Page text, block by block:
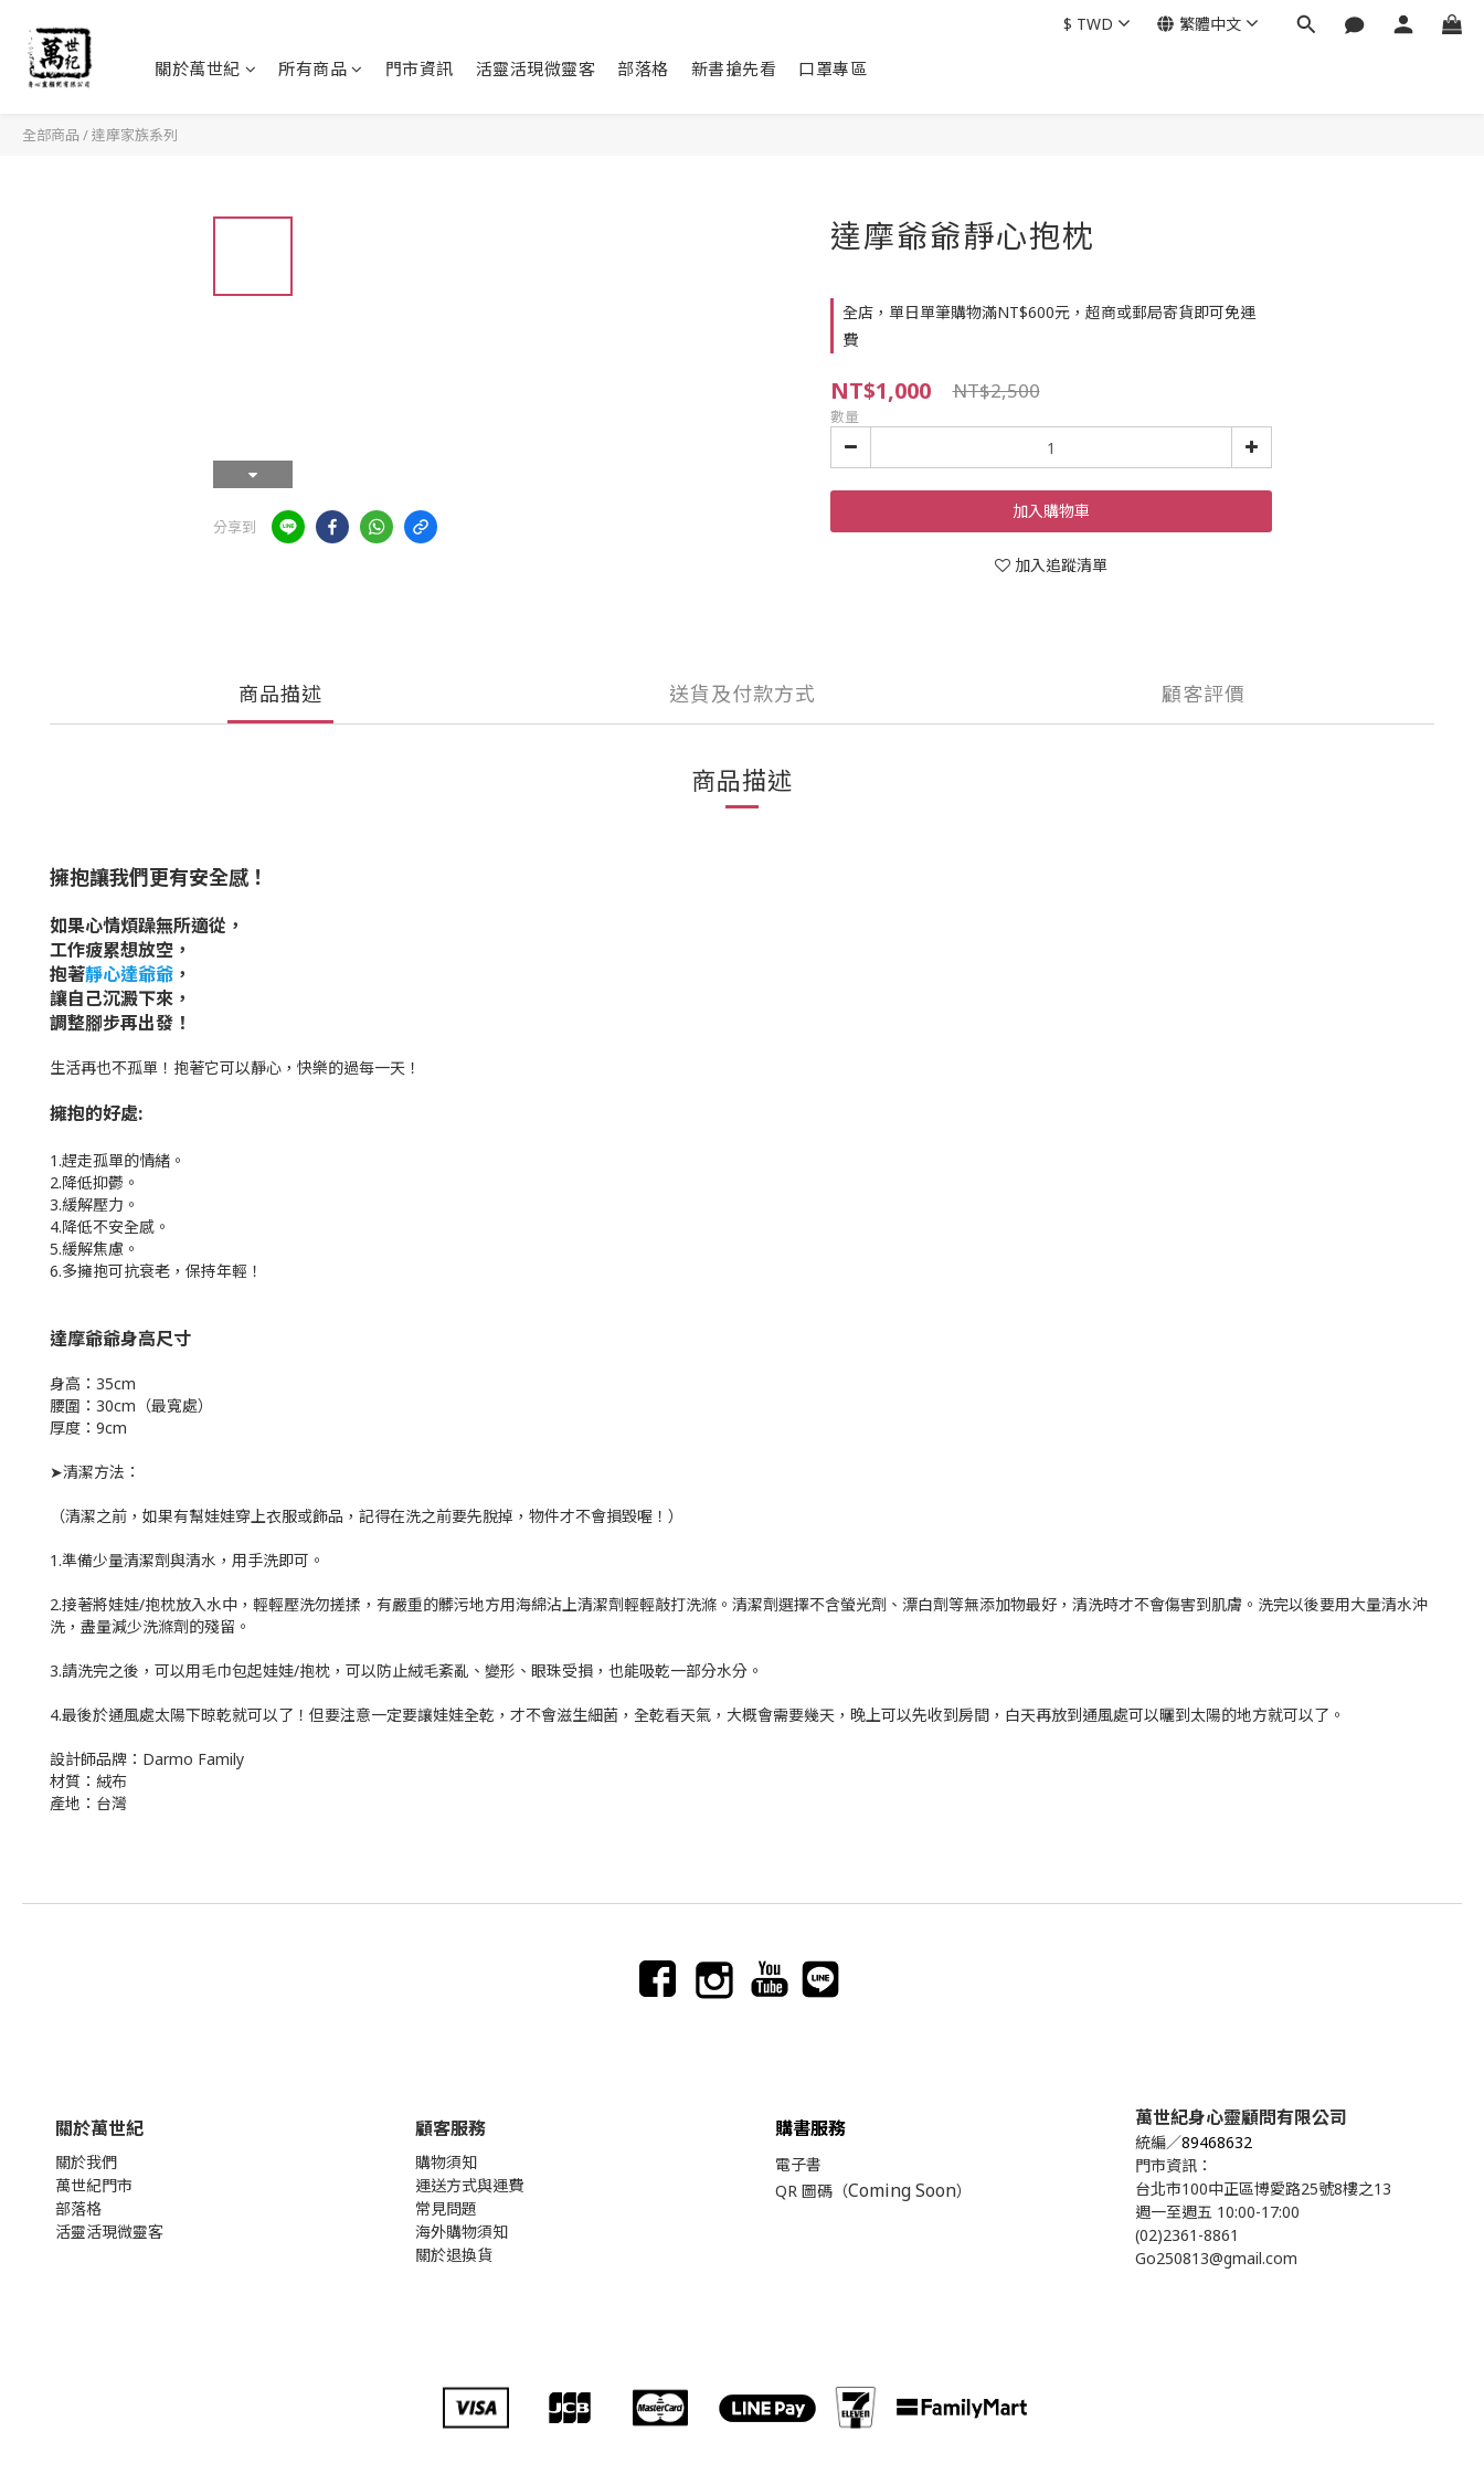
關於萬世紀 所有商品 門市資訊 活靈活現微靈客 部落格 新書搶先看 口罩專區
$ TWD 繁體中文
全部商品 /達摩家族系列
分享到
達摩爺爺靜心抱枕
全店，單日單筆購物滿NT$600元，超商或郵局寄貨即可免運
費
NT$1,000 NT$2,500
數量
加入購物車
加入追蹤清單
商品描述 送貨及付款方式 顧客評價
商品描述
擁抱讓我們更有安全感！
如果心情煩躁無所適從，
工作疲累想放空，
抱著靜心達爺爺 ，
讓自己沉澱下來，
調整腳步再出發！
生活再也不孤單！抱著它可以靜心，快樂的過每一天！
擁抱的好處:
1.趕走孤單的情緒。
2.降低抑鬱。
3.緩解壓力。
4.降低不安全感。
5.緩解焦慮。
6.多擁抱可抗衰老，保持年輕！
達摩爺爺身高尺寸
身高：35cm
腰圍：30cm（最寬處）
厚度：9cm
➤清潔方法：
（清潔之前，如果有幫娃娃穿上衣服或飾品，記得在洗之前要先脫掉，物件才不會損毀喔！）
1.準備少量清潔劑與清水，用手洗即可。
2.接著將娃娃/抱枕放入水中，輕輕壓洗勿搓揉，有嚴重的髒污地方用海綿沾上清潔劑輕輕敲打洗滌。清潔劑選擇不含螢光劑、漂白劑等無添加物最好，清洗時才不會傷害到肌膚。洗完以後要用大量清水沖
洗，盡量減少洗滌劑的殘留。
3.請洗完之後，可以用毛巾包起娃娃/抱枕，可以防止絨毛紊亂、變形、眼珠受損，也能吸乾一部分水分。
4.最後於通風處太陽下晾乾就可以了！但要注意一定要讓娃娃全乾，才不會滋生細菌，全乾看天氣，大概會需要幾天，晚上可以先收到房間，白天再放到通風處可以曬到太陽的地方就可以了。
設計師品牌：Darmo Family
材質：絨布
產地：台灣
關於萬世紀
關於我們
萬世紀門市
部落格
活靈活現微靈客
顧客服務
購物須知
運送方式與運費
常見問題
海外購物須知
關於退換貨
購書服務
電子書
QR 圖碼（Coming Soon）
萬世紀身心靈顧問有限公司
統編／89468632
門市資訊：
台北市100中正區博愛路25號8樓之13
週一至週五 10:00-17:00
(02)2361-8861
Go250813@gmail.com